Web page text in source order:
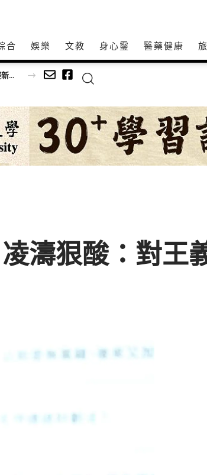
合 娛樂 文教 身心𩆜 醫藥健康
智匯保經人力成長雙冠王三連霸！保經業人力登錄首選品牌 邁向萬人保經新里程
濤狠酸：對王